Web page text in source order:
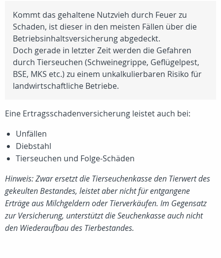
Kommt das gehaltene Nutzvieh durch Feuer zu
Schaden, ist dieser in den meisten Fällen über die
Betriebsinhaltsversicherung abgedeckt.
Doch gerade in letzter Zeit werden die Gefahren
durch Tierseuchen (Schweinegrippe, Geflügelpest,
BSE, MKS etc.) zu einem unkalkulierbaren Risiko für
landwirtschaftliche Betriebe.
Eine Ertragsschadenversicherung leistet auch bei:
Unfällen
Diebstahl
Tierseuchen und Folge-Schäden
Hinweis: Zwar ersetzt die Tierseuchenkasse den Tierwert des
gekeulten Bestandes, leistet aber nicht für entgangene
Erträge aus Milchgeldern oder Tierverkäufen. Im Gegensatz
zur Versicherung, unterstützt die Seuchenkasse auch nicht
den Wiederaufbau des Tierbestandes.